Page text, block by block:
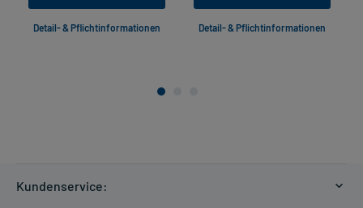
Detail- & Pflichtinformationen Detail- & Pflichtinformationen
Kundenservice: